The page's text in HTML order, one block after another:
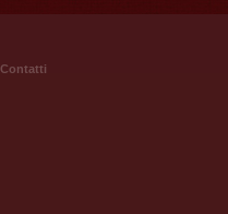
Contatti